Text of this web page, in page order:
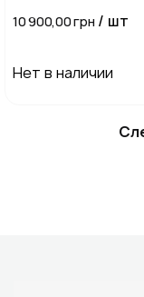
Прозрачная
10 900,00 грн / шт
Нет в наличии